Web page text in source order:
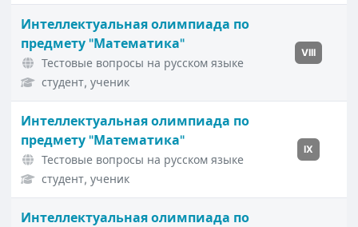
Интеллектуальная олимпиада по
предмету "Математика"
Тестовые вопросы на русском языке
студент, ученик
VIII
Интеллектуальная олимпиада по
предмету "Математика"
Тестовые вопросы на русском языке
студент, ученик
IX
Интеллектуальная олимпиада по